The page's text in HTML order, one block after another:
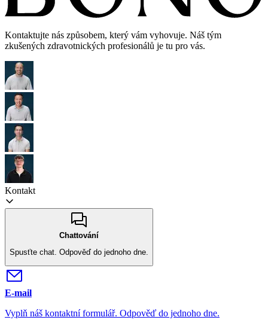
Kontaktujte nás způsobem, který vám vyhovuje. Náš tým
zkušených zdravotnických profesionálů je tu pro vás.
Kontakt
Chattování
Spusťte chat. Odpověď do jednoho dne.
E-mail
Vyplň náš kontaktní formulář. Odpověď do jednoho dne.